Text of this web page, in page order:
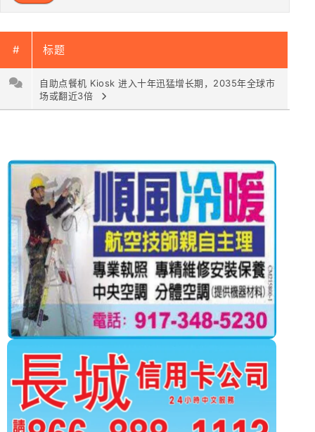
# 标题
自助点餐机 Kiosk 进入十年迅猛增长期，2035年全球市
场或翻近3倍